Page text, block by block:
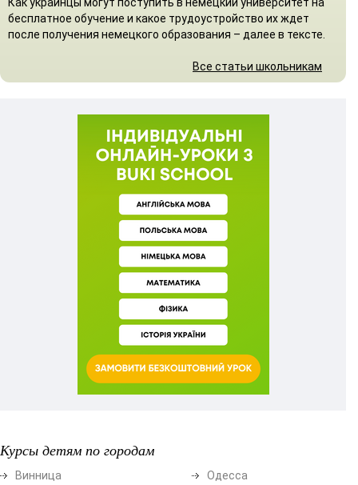
бесплатное обучение и какое трудоустройство их ждет
после получения немецкого образования – далее в тексте.
Все статьи школьникам
Курсы детям по городам
Винница
Одесса